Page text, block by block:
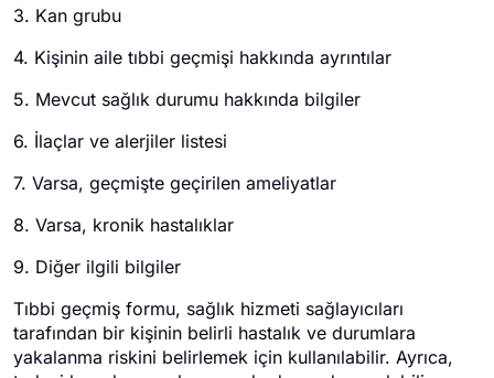
3. Kan grubu
4. Kişinin aile tıbbi geçmişi hakkında ayrıntılar
5. Mevcut sağlık durumu hakkında bilgiler
6. İlaçlar ve alerjiler listesi
7. Varsa, geçmişte geçirilen ameliyatlar
8. Varsa, kronik hastalıklar
9. Diğer ilgili bilgiler
Tıbbi geçmiş formu, sağlık hizmeti sağlayıcıları
tarafından bir kişinin belirli hastalık ve durumlara
yakalanma riskini belirlemek için kullanılabilir. Ayrıca,